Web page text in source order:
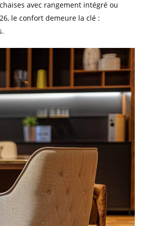
avec rangement intégré ou
le confort demeure la clé :